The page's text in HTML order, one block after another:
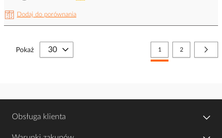
Dodaj do porównania
Strona
Aktualnie czytasz stronę
1 Strona
2
Pokaż
Obsługa klienta